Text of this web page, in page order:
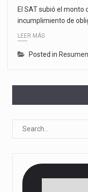
El SAT subió el monto
incumplimiento de
LEER MÁS
Posted in